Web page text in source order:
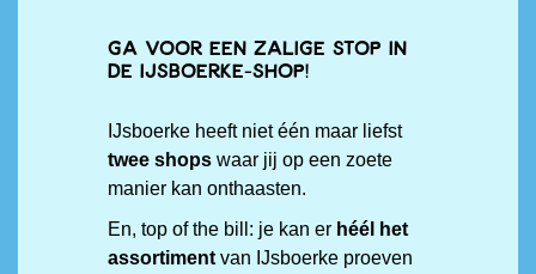
Ga voor een zalige stop in
de IJsboerke-shop!
IJsboerke heeft niet één maar liefst
twee shops waar jij op een zoete
manier kan onthaasten.
En, top of the bill: je kan er héél het
assortiment van IJsboerke proeven